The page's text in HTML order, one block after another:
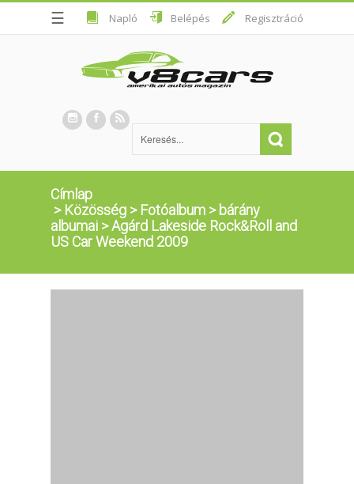
☰ Napló Belépés Regisztráció
Címlap
> Közösség > Fotóalbum >bárány
albumai >Agárd Lakeside Rock&Roll and
US Car Weekend 2009